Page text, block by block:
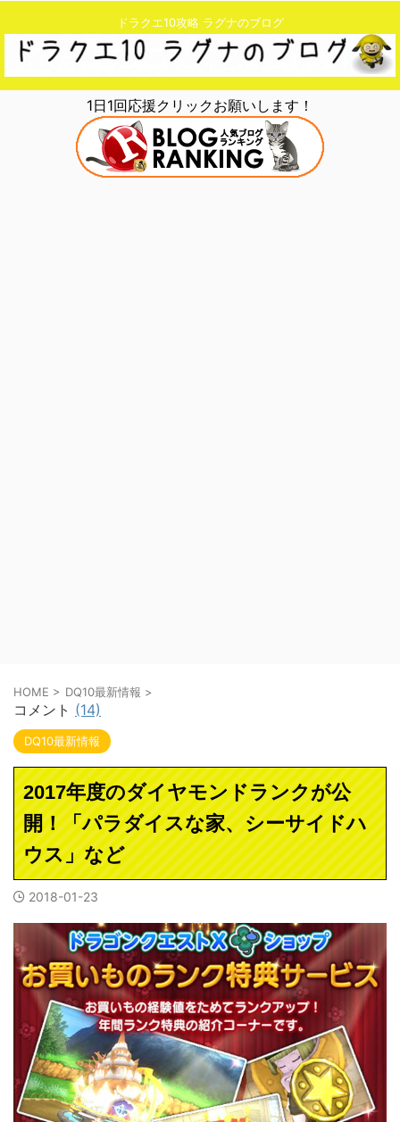
ドラクエ10攻略 ラグナのブログ
1日1回応援クリックお願いします！
HOME > DQ10最新情報 >
コメント (14)
DQ10最新情報
2017年度のダイヤモンドランクが公
開！「パラダイスな家、シーサイドハ
ウス」など
2018-01-23